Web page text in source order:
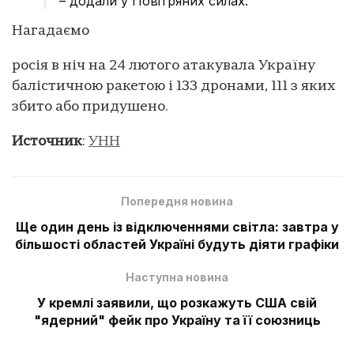
Нагадаємо
росія в ніч на 24 лютого атакувала Україну
балістичною ракетою і 133 дронами, 111 з яких
збито або придушено.
Источник: УНН
Попередня новина
Ще один день із відключеннями світла: завтра у
більшості областей Україні будуть діяти графіки
Наступна новина
У кремлі заявили, що розкажуть США свій
"ядерний" фейк про Україну та її союзниць